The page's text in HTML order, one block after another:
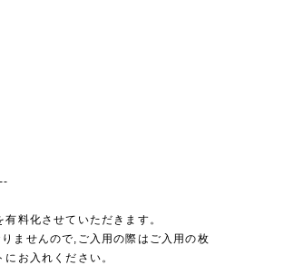
料化させていただきます。
ませんので,ご入用の際はご入用の枚
お入れください。